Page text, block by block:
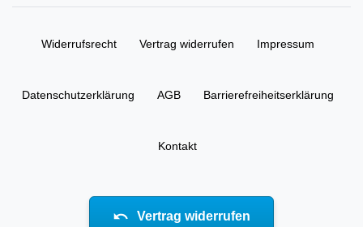
Widerrufs­recht Vertrag widerrufen Impressum
Daten­schutz­erklärung AGB Barrierefreiheitserklärung
Kontakt
Vertrag widerrufen